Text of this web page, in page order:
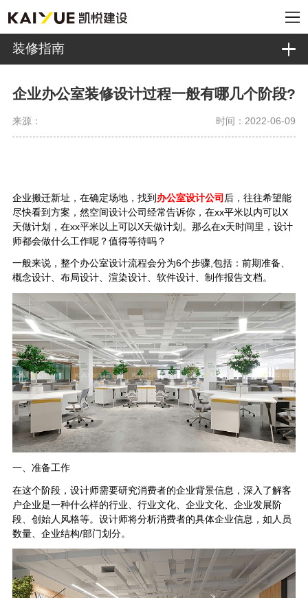
装修指南
企业办公室装修设计过程一般有哪几个阶段?
来源： 时间：2022-06-09
企业搬迁新址，在确定场地，找到 办公室设计公司 后，往往希望能
尽快看到方案，然空间设计公司经常告诉你，在xx平米以内可以X
天做计划，在xx平米以上可以X天做计划。那么在x天时间里，设计
师都会做什么工作呢？值得等待吗？
一般来说，整个办公室设计流程会分为6个步骤,包括：前期准备、
概念设计、布局设计、渲染设计、软件设计、制作报告文档。
一、准备工作
在这个阶段，设计师需要研究消费者的企业背景信息，深入了解客
户企业是一种什么样的行业、行业文化、企业文化、企业发展阶
段、创始人风格等。 设计师将分析消费者的具体企业信息，如人员
数量、企业结构/部门划分。